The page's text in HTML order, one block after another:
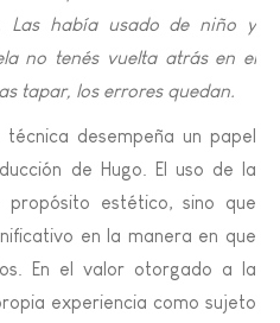
Las había usado de niño y
no tenés vuelta atrás en el
tapar, los errores quedan.
desempeña un papel
de Hugo. El uso de la
estético, sino que
en la manera en que
En el valor otorgado a la
experiencia como sujeto